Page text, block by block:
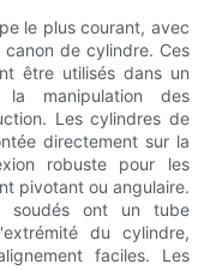
le plus courant, avec
de cylindre. Ces
être utilisés dans un
manipulation des
Les cylindres de
directement sur la
robuste pour les
pivotant ou angulaire.
soudés ont un tube
du cylindre,
faciles. Les